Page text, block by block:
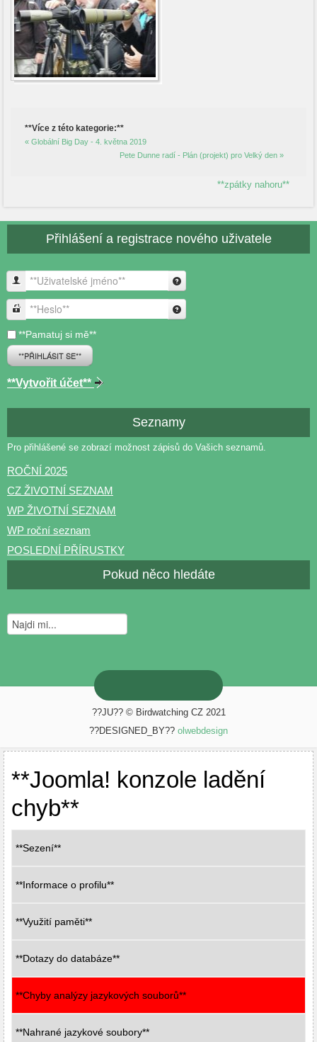
**Více z této kategorie:**
« Globální Big Day - 4. května 2019
Pete Dunne radí - Plán (projekt) pro Velký den »
**zpátky nahoru**
Přihlášení a registrace nového uživatele
**Uživatelské jméno**
**Heslo**
**Pamatuj si mě**
**PŘIHLÁSIT SE**
**Vytvořit účet**
Seznamy
Pro přihlášené se zobrazí možnost zápisů do Vašich seznamů.
ROČNÍ 2025
CZ ŽIVOTNÍ SEZNAM
WP ŽIVOTNÍ SEZNAM
WP roční seznam
POSLEDNÍ PŘÍRUSTKY
Pokud něco hledáte
??JU?? © Birdwatching CZ 2021
??DESIGNED_BY?? olwebdesign
**Joomla! konzole ladění
chyb**
**Sezení**
**Informace o profilu**
**Využití paměti**
**Dotazy do databáze**
**Chyby analýzy jazykových souborů**
**Nahrané jazykové soubory**